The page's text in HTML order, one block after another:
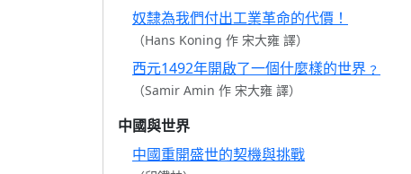
奴隸為我們付出工業革命的代價！
（Hans Koning 作 宋大雍 譯）
西元1492年開啟了一個什麼樣的世界﹖
（Samir Amin 作 宋大雍 譯）
中國與世界
中國重開盛世的契機與挑戰